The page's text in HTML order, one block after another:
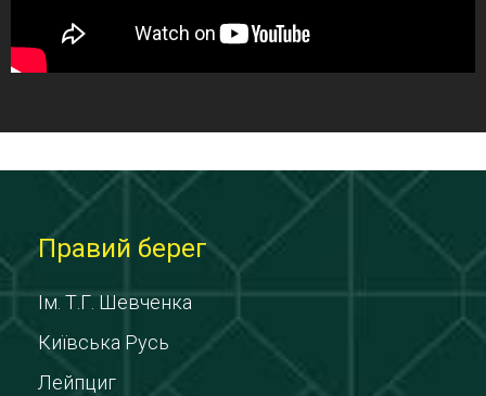
Правий берег
Ім. Т.Г. Шевченка
Київська Русь
Лейпциг